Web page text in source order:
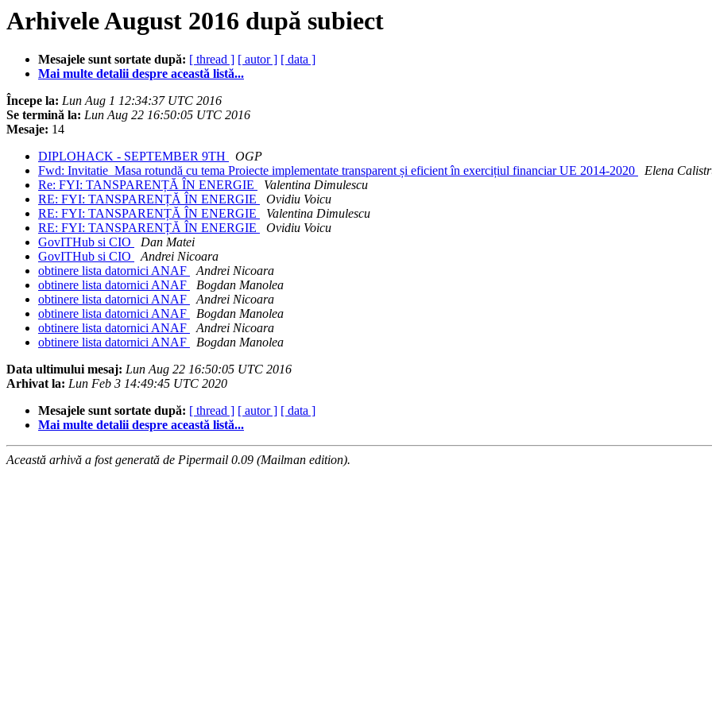
Arhivele August 2016 după subiect
Mesajele sunt sortate după: [ thread ] [ autor ] [ data ]
Mai multe detalii despre această listă...
Începe la: Lun Aug 1 12:34:37 UTC 2016
Se termină la: Lun Aug 22 16:50:05 UTC 2016
Mesaje: 14
DIPLOHACK - SEPTEMBER 9TH
OGP
Fwd: Invitatie_Masa rotundă cu tema Proiecte implementate transparent și eficient în exercițiul financiar UE 2014-2020
Elena
Re: FYI: TANSPARENȚĂ ÎN ENERGIE
Valentina Dimulescu
RE: FYI: TANSPARENȚĂ ÎN ENERGIE
Ovidiu Voicu
RE: FYI: TANSPARENȚĂ ÎN ENERGIE
Valentina Dimulescu
RE: FYI: TANSPARENȚĂ ÎN ENERGIE
Ovidiu Voicu
GovITHub si CIO
Dan Matei
GovITHub si CIO
Andrei Nicoara
obtinere lista datornici ANAF
Andrei Nicoara
obtinere lista datornici ANAF
Bogdan Manolea
obtinere lista datornici ANAF
Andrei Nicoara
obtinere lista datornici ANAF
Bogdan Manolea
obtinere lista datornici ANAF
Andrei Nicoara
obtinere lista datornici ANAF
Bogdan Manolea
Data ultimului mesaj: Lun Aug 22 16:50:05 UTC 2016
Arhivat la: Lun Feb 3 14:49:45 UTC 2020
Mesajele sunt sortate după: [ thread ] [ autor ] [ data ]
Mai multe detalii despre această listă...
Această arhivă a fost generată de Pipermail 0.09 (Mailman edition).